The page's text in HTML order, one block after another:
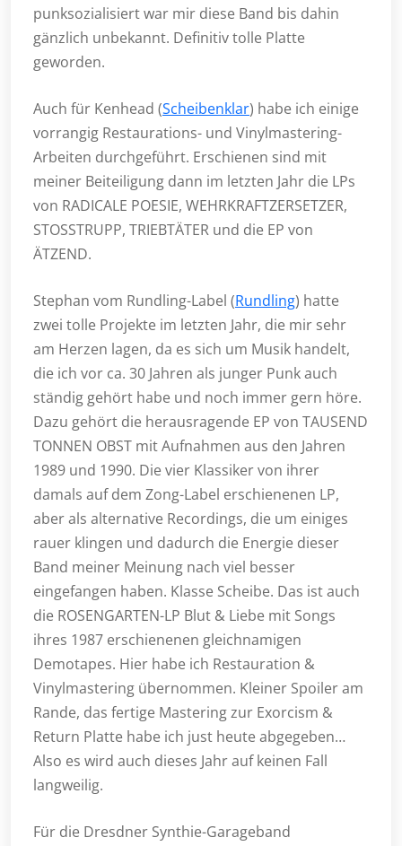
punksozialisiert war mir diese Band bis dahin
gänzlich unbekannt. Definitiv tolle Platte
geworden.
Auch für Kenhead (Scheibenklar) habe ich einige
vorrangig Restaurations- und Vinylmastering-
Arbeiten durchgeführt. Erschienen sind mit
meiner Beiteiligung dann im letzten Jahr die LPs
von RADICALE POESIE, WEHRKRAFTZERSETZER,
STOSSTRUPP, TRIEBTÄTER und die EP von
ÄTZEND.
Stephan vom Rundling-Label (Rundling) hatte
zwei tolle Projekte im letzten Jahr, die mir sehr
am Herzen lagen, da es sich um Musik handelt,
die ich vor ca. 30 Jahren als junger Punk auch
ständig gehört habe und noch immer gern höre.
Dazu gehört die herausragende EP von TAUSEND
TONNEN OBST mit Aufnahmen aus den Jahren
1989 und 1990. Die vier Klassiker von ihrer
damals auf dem Zong-Label erschienenen LP,
aber als alternative Recordings, die um einiges
rauer klingen und dadurch die Energie dieser
Band meiner Meinung nach viel besser
eingefangen haben. Klasse Scheibe. Das ist auch
die ROSENGARTEN-LP Blut & Liebe mit Songs
ihres 1987 erschienenen gleichnamigen
Demotapes. Hier habe ich Restauration &
Vinylmastering übernommen. Kleiner Spoiler am
Rande, das fertige Mastering zur Exorcism &
Return Platte habe ich just heute abgegeben…
Also es wird auch dieses Jahr auf keinen Fall
langweilig.
Für die Dresdner Synthie-Garageband